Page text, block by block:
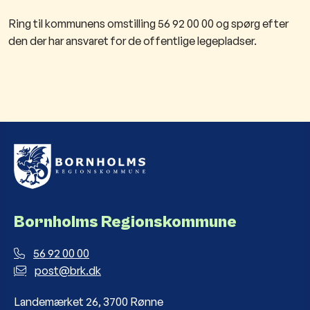
Ring til kommunens omstilling 56 92 00 00 og spørg efter
den der har ansvaret for de offentlige legepladser.
Bornholms Regionskommune
56 92 00 00
post@brk.dk
Landemærket 26, 3700 Rønne